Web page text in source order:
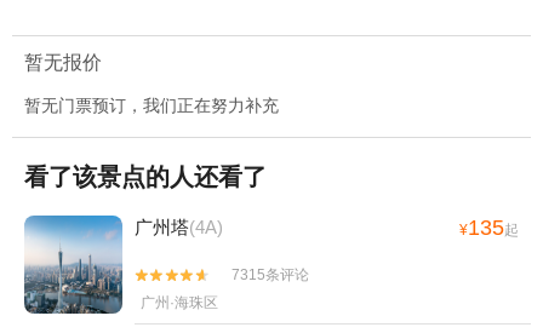
暂无报价
暂无门票预订，我们正在努力补充
看了该景点的人还看了
广州塔(4A) ¥135起


7315条评论
广州·海珠区